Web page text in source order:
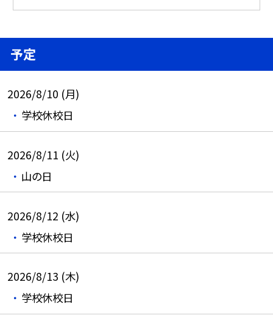
予定
2026/8/10 (月)
学校休校日
2026/8/11 (火)
山の日
2026/8/12 (水)
学校休校日
2026/8/13 (木)
学校休校日